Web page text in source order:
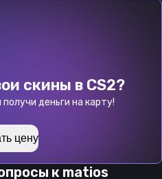
скины в CS2?
деньги на карту!
цену
к matios